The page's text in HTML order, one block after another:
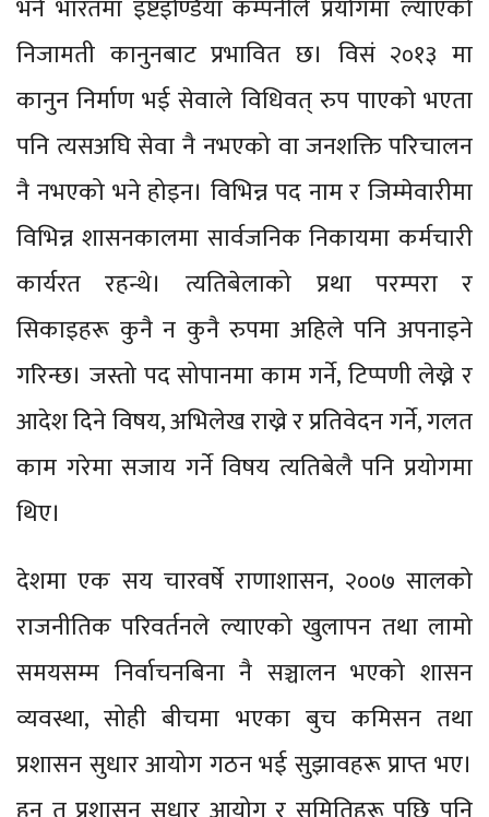
भने भारतमा इष्टइण्डिया कम्पनीले प्रयोगमा ल्याएको
निजामती कानुनबाट प्रभावित छ। विसं २०१३ मा
कानुन निर्माण भई सेवाले विधिवत् रुप पाएको भएता
पनि त्यसअघि सेवा नै नभएको वा जनशक्ति परिचालन
नै नभएको भने होइन। विभिन्न पद नाम र जिम्मेवारीमा
विभिन्न शासनकालमा सार्वजनिक निकायमा कर्मचारी
कार्यरत रहन्थे। त्यतिबेलाको प्रथा परम्परा र
सिकाइहरू कुनै न कुनै रुपमा अहिले पनि अपनाइने
गरिन्छ। जस्तो पद सोपानमा काम गर्ने, टिप्पणी लेख्ने र
आदेश दिने विषय, अभिलेख राख्ने र प्रतिवेदन गर्ने, गलत
काम गरेमा सजाय गर्ने विषय त्यतिबेलै पनि प्रयोगमा
थिए।
देशमा एक सय चारवर्षे राणाशासन, २००७ सालको
राजनीतिक परिवर्तनले ल्याएको खुलापन तथा लामो
समयसम्म निर्वाचनबिना नै सञ्चालन भएको शासन
व्यवस्था, सोही बीचमा भएका बुच कमिसन तथा
प्रशासन सुधार आयोग गठन भई सुझावहरू प्राप्त भए।